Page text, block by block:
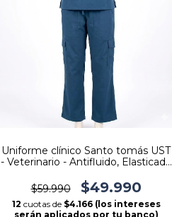
Uniforme clínico Santo tomás UST
- Veterinario - Antifluido, Elasticado
$59.990
$49.990
12 cuotas de $4.166 (los intereses
serán aplicados por tu banco)